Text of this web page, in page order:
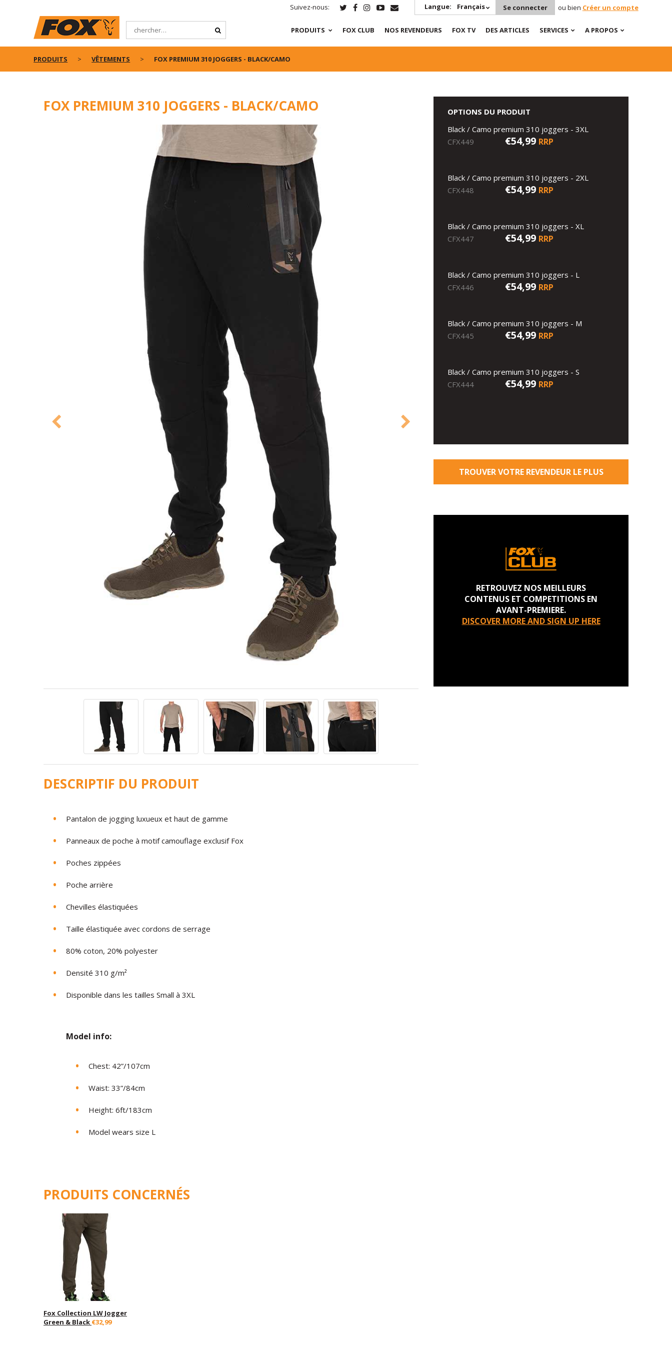
Suivez-nous: Langue: Français Se connecter ou bien Créer un compte
PRODUITS FOX CLUB NOS REVENDEURS FOX TV DES ARTICLES SERVICES A PROPOS
PRODUITS VÊTEMENTS FOX PREMIUM 310 JOGGERS - BLACK/CAMO
FOX PREMIUM 310 JOGGERS - BLACK/CAMO
DESCRIPTIF DU PRODUIT
Pantalon de jogging luxueux et haut de gamme
Panneaux de poche à motif camouflage exclusif Fox
Poches zippées
Poche arrière
Chevilles élastiquées
Taille élastiquée avec cordons de serrage
80% coton, 20% polyester
Densité 310 g/m²
Disponible dans les tailles Small à 3XL
Model info:
Chest: 42”/107cm
Waist: 33”/84cm
Height: 6ft/183cm
Model wears size L
OPTIONS DU PRODUIT
Black / Camo premium 310 joggers - 3XL
CFX449
€54,99 RRP
Black / Camo premium 310 joggers - 2XL
CFX448
€54,99 RRP
Black / Camo premium 310 joggers - XL
CFX447
€54,99 RRP
Black / Camo premium 310 joggers - L
CFX446
€54,99 RRP
Black / Camo premium 310 joggers - M
CFX445
€54,99 RRP
Black / Camo premium 310 joggers - S
CFX444
€54,99 RRP
TROUVER VOTRE REVENDEUR LE PLUS
RETROUVEZ NOS MEILLEURS
CONTENUS ET COMPETITIONS EN
AVANT-PREMIERE.
DISCOVER MORE AND SIGN UP HERE
PRODUITS CONCERNÉS
Fox Collection LW Jogger
Green & Black €32,99